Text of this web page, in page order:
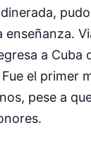
a Cuba
el primer
pese a